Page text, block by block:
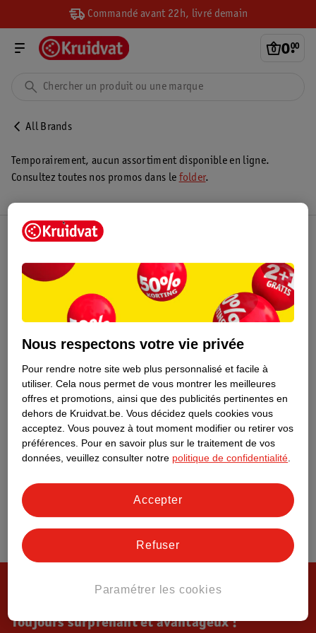
Commandé avant 22h, livré demain
0.
00
All Brands
Temporairement, aucun assortiment disponible en ligne.
Consultez toutes nos promos dans le folder.
Toujours surprenant et avantageux !
Nous respectons votre vie privée
Pour rendre notre site web plus personnalisé et facile à
utiliser. Cela nous permet de vous montrer les meilleures
offres et promotions, ainsi que des publicités pertinentes en
dehors de Kruidvat.be. Vous décidez quels cookies vous
acceptez. Vous pouvez à tout moment modifier ou retirer vos
préférences. Pour en savoir plus sur le traitement de vos
données, veuillez consulter notre politique de confidentialité
Paramétrer les cookies
Refuser
Accepter